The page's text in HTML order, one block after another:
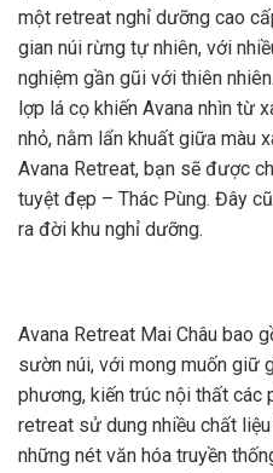
một retreat nghỉ dưỡng cao
gian núi rừng tự nhiên, với
nghiệm gần gũi với thiên
lợp lá cọ khiến Avana nhìn từ
nhỏ, nằm lẩn khuất giữa màu
Avana Retreat, bạn sẽ được
tuyệt đẹp – Thác Pùng. Đây
ra đời khu nghỉ dưỡng.
Avana Retreat Mai Châu bao
sườn núi, với mong muốn giữ
phương, kiến trúc nội thất các
retreat sử dung nhiều chất
những nét văn hóa truyền